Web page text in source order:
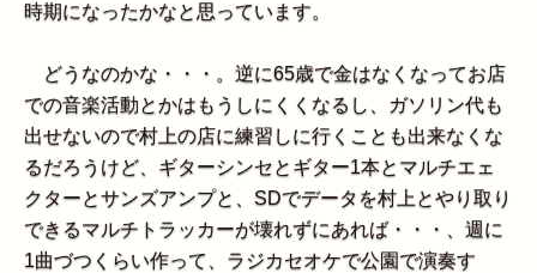
時期になったかなと思っています。
どうなのかな・・・。逆に65歳で金はなくなってお店
での音楽活動とかはもうしにくくなるし、ガソリン代も
出せないので村上の店に練習しに行くことも出来なくな
るだろうけど、ギターシンセとギター1本とマルチエェ
クターとサンズアンプと、SDでデータを村上とやり取り
できるマルチトラッカーが壊れずにあれば・・・、週に
1曲づつくらい作って、ラジカセオケで公園で演奏す